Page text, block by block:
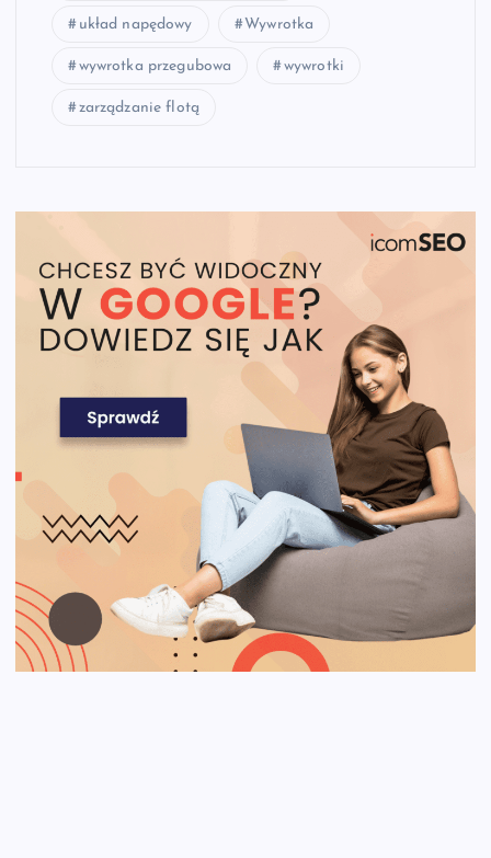
układ napędowy Wywrotka
wywrotka przegubowa wywrotki
zarządzanie flotą